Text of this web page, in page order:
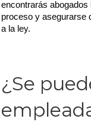
encontrarás abogados
proceso y asegurarse
a la ley.
¿Se